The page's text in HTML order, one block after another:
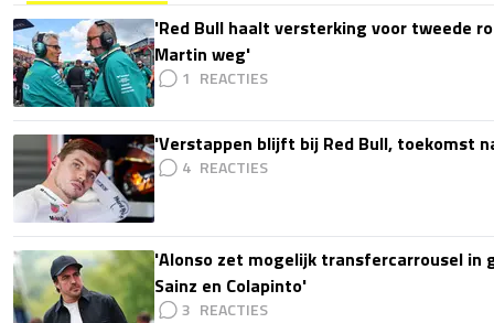
'Red Bull haalt versterking voor tweede
Martin weg'
1
'Verstappen blijft bij Red Bull, toekomst
4
'Alonso zet mogelijk transfercarrousel in
Sainz en Colapinto'
3